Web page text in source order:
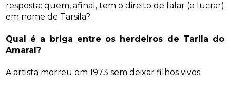
resposta: quem, afinal, tem o direito de falar (e lucrar)
em nome de Tarsila?
Qual é a briga entre os herdeiros de Tarila do
Amaral?
A artista morreu em 1973 sem deixar filhos vivos.